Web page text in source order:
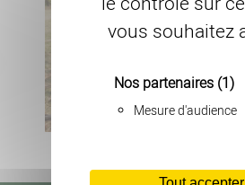
vous souhaitez
Nos partenaires (1)
Mesure d'audience